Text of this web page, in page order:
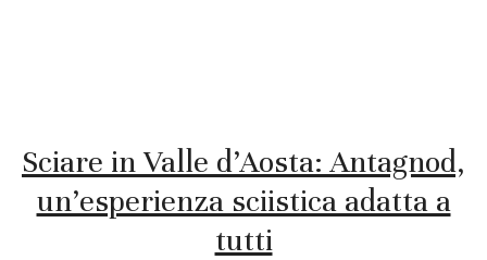
Sciare in Valle d’Aosta: Antagnod,
un’esperienza sciistica adatta a
tutti